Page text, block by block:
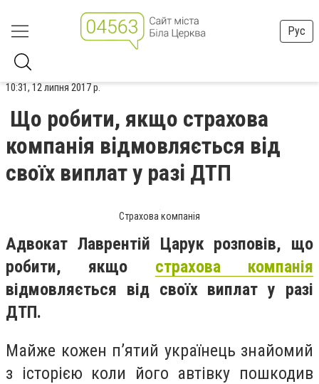
Рус
10:31, 12 липня 2017 р.
Що робити, якщо страхова
компанія відмовляється від
своїх виплат у разі ДТП
Страхова компанія
Адвокат Лаврентій Царук розповів, що
робити, якщо страхова компанія
відмовляється від своїх виплат у разі
ДТП.
Майже кожен п’ятий українець знайомий
з історією коли його автівку пошкодив